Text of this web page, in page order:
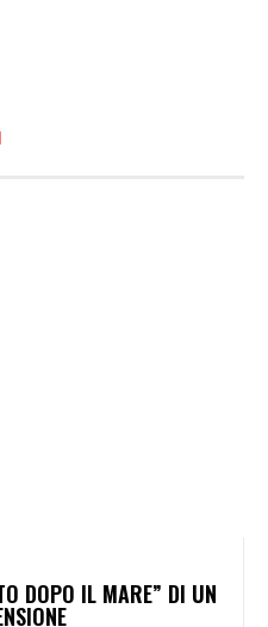
DOPO IL MARE” DI UN